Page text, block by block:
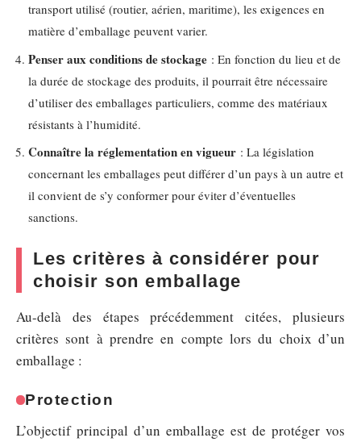
transport utilisé (routier, aérien, maritime), les exigences en
matière d’emballage peuvent varier.
Penser aux conditions de stockage : En fonction du lieu et de
la durée de stockage des produits, il pourrait être nécessaire
d’utiliser des emballages particuliers, comme des matériaux
résistants à l’humidité.
Connaître la réglementation en vigueur : La législation
concernant les emballages peut différer d’un pays à un autre et
il convient de s’y conformer pour éviter d’éventuelles
sanctions.
Les critères à considérer pour
choisir son emballage
Au-delà des étapes précédemment citées, plusieurs
critères sont à prendre en compte lors du choix d’un
emballage :
Protection
L’objectif principal d’un emballage est de protéger vos